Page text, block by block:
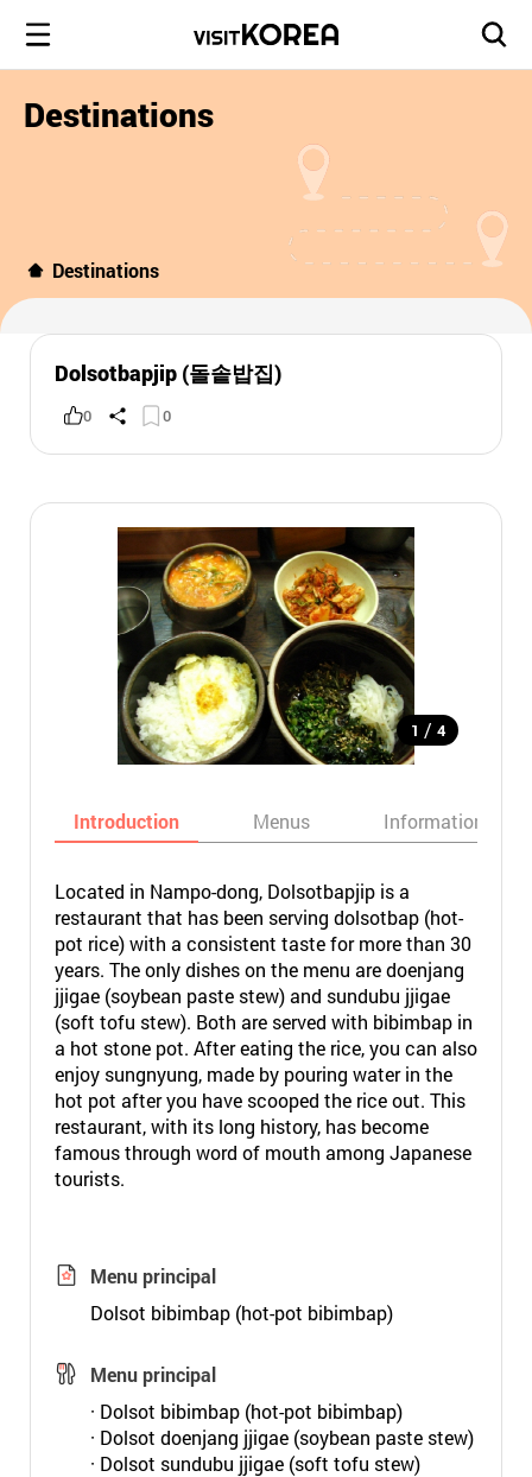
Destinations
Destinations
Dolsotbapjip (돌솥밥집)
0 0
1 / 4
Introduction Menus Informations
Located in Nampo-dong, Dolsotbapjip is a
restaurant that has been serving dolsotbap (hot-
pot rice) with a consistent taste for more than 30
years. The only dishes on the menu are doenjang
jjigae (soybean paste stew) and sundubu jjigae
(soft tofu stew). Both are served with bibimbap in
a hot stone pot. After eating the rice, you can also
enjoy sungnyung, made by pouring water in the
hot pot after you have scooped the rice out. This
restaurant, with its long history, has become
famous through word of mouth among Japanese
tourists.
Menu principal
Dolsot bibimbap (hot-pot bibimbap)
Menu principal
· Dolsot bibimbap (hot-pot bibimbap)
· Dolsot doenjang jjigae (soybean paste stew)
· Dolsot sundubu jjigae (soft tofu stew)